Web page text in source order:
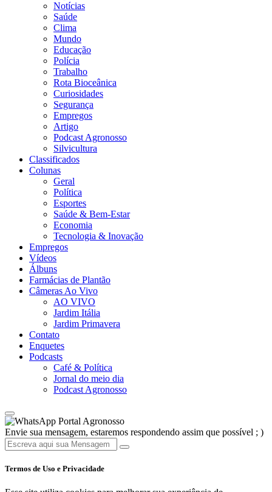
Notícias
Saúde
Clima
Mundo
Educação
Polícia
Trabalho
Rota Bioceânica
Curiosidades
Segurança
Empregos
Artigo
Podcast Agronosso
Silvicultura
Classificados
Colunas
Geral
Política
Esportes
Saúde & Bem-Estar
Economia
Tecnologia & Inovação
Empregos
Vídeos
Álbuns
Farmácias de Plantão
Câmeras Ao Vivo
AO VIVO
Jardim Itália
Jardim Primavera
Contato
Enquetes
Podcasts
Café & Política
Jornal do meio dia
Podcast Agronosso
Portal Agronosso
Envie sua mensagem, estaremos respondendo assim que possível ; )
Termos de Uso e Privacidade